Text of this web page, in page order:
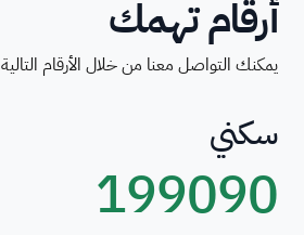
أرقام تهمك
يمكنك التواصل معنا من خلال الأرقام التالية
سكني
199090